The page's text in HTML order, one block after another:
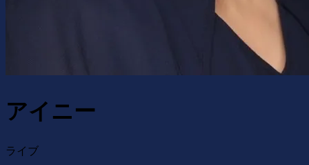
アイニー
ライブ